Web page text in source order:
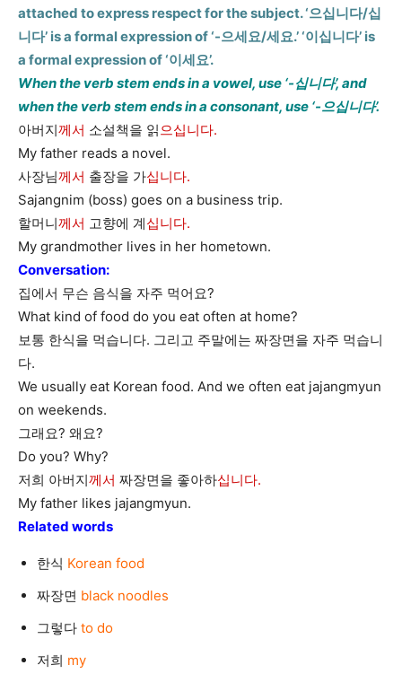
attached to express respect for the subject. ‘으십니다/십
니다’ is a formal expression of ‘-으세요/세요.’ ‘이십니다’ is
a formal expression of ‘이세요’.
When the verb stem ends in a vowel, use ‘-십니다’, and
when the verb stem ends in a consonant, use ‘-으십니다’.
아버지께서 소설책을 읽으십니다.
My father reads a novel.
사장님께서 출장을 가십니다.
Sajangnim (boss) goes on a business trip.
할머니께서 고향에 계십니다.
My grandmother lives in her hometown.
Conversation:
집에서 무슨 음식을 자주 먹어요?
What kind of food do you eat often at home?
보통 한식을 먹습니다. 그리고 주말에는 짜장면을 자주 먹습니
다.
We usually eat Korean food. And we often eat jajangmyun
on weekends.
그래요? 왜요?
Do you? Why?
저희 아버지께서 짜장면을 좋아하십니다.
My father likes jajangmyun.
Related words
한식 Korean food
짜장면 black noodles
그렇다 to do
저희 my